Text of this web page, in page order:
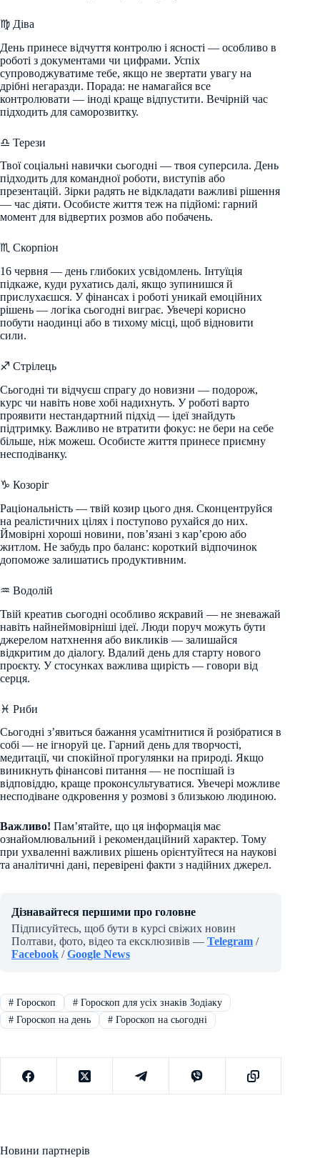
♍ Діва
День принесе відчуття контролю і ясності — особливо в
роботі з документами чи цифрами. Успіх
супроводжуватиме тебе, якщо не звертати увагу на
дрібні негаразди. Порада: не намагайся все
контролювати — іноді краще відпустити. Вечірній час
підходить для саморозвитку.
♎ Терези
Твої соціальні навички сьогодні — твоя суперсила. День
підходить для командної роботи, виступів або
презентацій. Зірки радять не відкладати важливі рішення
— час діяти. Особисте життя теж на підйомі: гарний
момент для відвертих розмов або побачень.
♏ Скорпіон
16 червня — день глибоких усвідомлень. Інтуїція
підкаже, куди рухатись далі, якщо зупинишся й
прислухаєшся. У фінансах і роботі уникай емоційних
рішень — логіка сьогодні виграє. Увечері корисно
побути наодинці або в тихому місці, щоб відновити
сили.
♐ Стрілець
Сьогодні ти відчуєш спрагу до новизни — подорож,
курс чи навіть нове хобі надихнуть. У роботі варто
проявити нестандартний підхід — ідеї знайдуть
підтримку. Важливо не втратити фокус: не бери на себе
більше, ніж можеш. Особисте життя принесе приємну
несподіванку.
♑ Козоріг
Раціональність — твій козир цього дня. Сконцентруйся
на реалістичних цілях і поступово рухайся до них.
Ймовірні хороші новини, пов’язані з кар’єрою або
житлом. Не забудь про баланс: короткий відпочинок
допоможе залишатись продуктивним.
♒ Водолій
Твій креатив сьогодні особливо яскравий — не зневажай
навіть найнеймовірніші ідеї. Люди поруч можуть бути
джерелом натхнення або викликів — залишайся
відкритим до діалогу. Вдалий день для старту нового
проєкту. У стосунках важлива щирість — говори від
серця.
♓ Риби
Сьогодні з’явиться бажання усамітнитися й розібратися в
собі — не ігноруй це. Гарний день для творчості,
медитації, чи спокійної прогулянки на природі. Якщо
виникнуть фінансові питання — не поспішай із
відповіддю, краще проконсультуватися. Увечері можливе
несподіване одкровення у розмові з близькою людиною.
Важливо! Пам’ятайте, що ця інформація має
ознайомлювальний і рекомендаційний характер. Тому
при ухваленні важливих рішень орієнтуйтеся на наукові
та аналітичні дані, перевірені факти з надійних джерел.
Дізнавайтеся першими про головне
Підписуйтесь, щоб бути в курсі свіжих новин
Полтави, фото, відео та ексклюзивів — Telegram /
Facebook /Google News
#Гороскоп #Гороскоп для усіх знаків Зодіаку
#Гороскоп на день #Гороскоп на сьогодні
Новини партнерів